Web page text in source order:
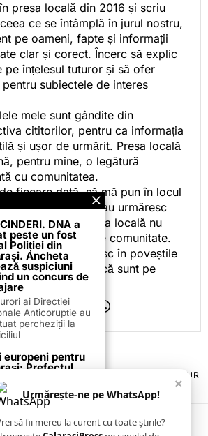
presa locală din 2016 și scriu
ce se întâmplă în jurul nostru,
pe oameni, fapte și informații
clar și corect. Încerc să explic
pe înțelesul tuturor și să ofer
subiectele de interes
mele sunt gândite din
cititorilor, pentru ca informația
și ușor de urmărit. Presa locală
pentru mine, o legătură
cu comunitatea.
fiecare dată, să mă pun în locul
citesc, privesc sau urmăresc
fac. Pentru că presa locală nu
mine, ci despre comunitate.
oamenii se regăsesc în poveștile
spun, înseamnă că sunt pe
POLITICA DE ANULARE & RETUR
& TIPĂRITĂ
CONTACT
ANUNȚUL CĂLĂRĂȘEAN
×
Urmărește-ne pe WhatsApp!
să fii mereu la curent cu toate știrile?
DNA a
peste un fost
Poliției din
Ancheta
suspiciuni
un concurs de
ai Direcției
Anticorupție au
percheziții la
europeni pentru
Prefectul
State anunță
cu ADR
Muntenia pentru
se pregătește